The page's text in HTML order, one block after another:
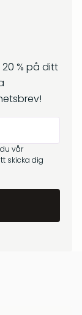
150 g
– Doftpinnar
% på ditt
vår
skicka dig